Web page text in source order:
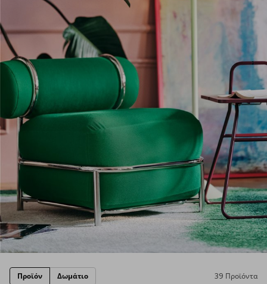
39 Προϊόντα
Προϊόν Δωμάτιο